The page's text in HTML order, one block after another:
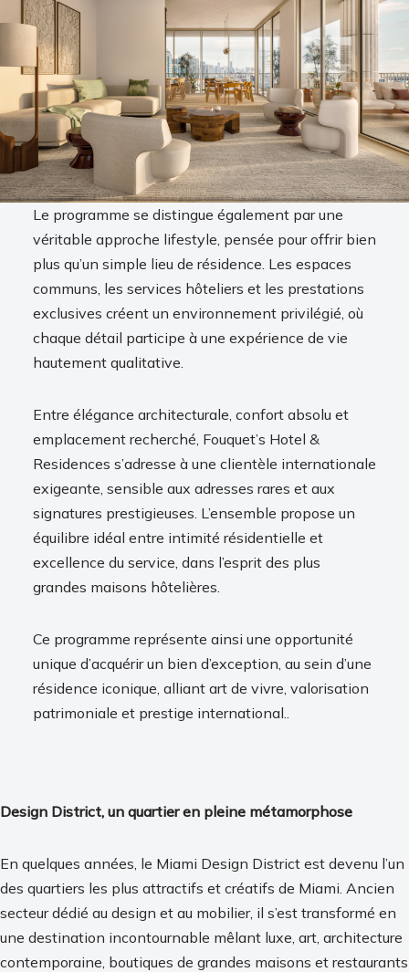
Le programme se distingue également par une
véritable approche lifestyle, pensée pour offrir bien
plus qu’un simple lieu de résidence. Les espaces
communs, les services hôteliers et les prestations
exclusives créent un environnement privilégié, où
chaque détail participe à une expérience de vie
hautement qualitative.
Entre élégance architecturale, confort absolu et
emplacement recherché, Fouquet’s Hotel &
Residences s’adresse à une clientèle internationale
exigeante, sensible aux adresses rares et aux
signatures prestigieuses. L’ensemble propose un
équilibre idéal entre intimité résidentielle et
excellence du service, dans l’esprit des plus
grandes maisons hôtelières.
Ce programme représente ainsi une opportunité
unique d’acquérir un bien d’exception, au sein d’une
résidence iconique, alliant art de vivre, valorisation
patrimoniale et prestige international..
Design District, un quartier en pleine métamorphose
En quelques années, le Miami Design District est devenu l’un
des quartiers les plus attractifs et créatifs de Miami. Ancien
secteur dédié au design et au mobilier, il s’est transformé en
une destination incontournable mêlant luxe, art, architecture
contemporaine, boutiques de grandes maisons et restaurants